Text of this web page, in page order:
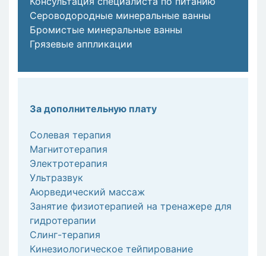
Сероводородные минеральные ванны
Бромистые минеральные ванны
Грязевые аппликации
За дополнительную плату
Солевая терапия
Магнитотерапия
Электротерапия
Ультразвук
Аюрведический массаж
Занятие физиотерапией на тренажере для
гидротерапии
Слинг-терапия
Кинезиологическое тейпирование